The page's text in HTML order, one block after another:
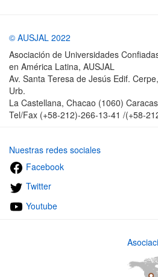
© AUSJAL 2022
Asociación de Universidades
en América Latina, AUSJAL
Av. Santa Teresa de Jesús Edif.
Urb.
La Castellana, Chacao (1060)
Tel/Fax (+58-212)-266-13-41 /(+58-
Nuestras redes sociales
Facebook
Twitter
Youtube